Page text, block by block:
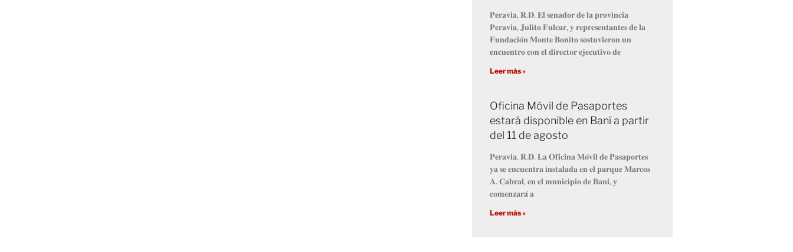
𝐏𝐞𝐫𝐚𝐯𝐢𝐚, 𝐑.𝐃. 𝐄𝐥 𝐬𝐞𝐧𝐚𝐝𝐨𝐫 𝐝𝐞 𝐥𝐚 𝐩𝐫𝐨𝐯𝐢𝐧𝐜𝐢𝐚
𝐏𝐞𝐫𝐚𝐯𝐢𝐚, 𝐉𝐮𝐥𝐢𝐭𝐨 𝐅𝐮𝐥𝐜𝐚𝐫, 𝐲 𝐫𝐞𝐩𝐫𝐞𝐬𝐞𝐧𝐭𝐚𝐧𝐭𝐞𝐬 𝐝𝐞 𝐥𝐚
𝐅𝐮𝐧𝐝𝐚𝐜𝐢𝐨́𝐧 𝐌𝐨𝐧𝐭𝐞 𝐁𝐨𝐧𝐢𝐭𝐨 𝐬𝐨𝐬𝐭𝐮𝐯𝐢𝐞𝐫𝐨𝐧 𝐮𝐧
𝐞𝐧𝐜𝐮𝐞𝐧𝐭𝐫𝐨 𝐜𝐨𝐧 𝐞𝐥 𝐝𝐢𝐫𝐞𝐜𝐭𝐨𝐫 𝐞𝐣𝐞𝐜𝐮𝐭𝐢𝐯𝐨 𝐝𝐞
Leer más »
Oficina Móvil de Pasaportes
estará disponible en Baní a partir
del 11 de agosto
𝐏𝐞𝐫𝐚𝐯𝐢𝐚, 𝐑.𝐃. 𝐋𝐚 𝐎𝐟𝐢𝐜𝐢𝐧𝐚 𝐌𝐨́𝐯𝐢𝐥 𝐝𝐞 𝐏𝐚𝐬𝐚𝐩𝐨𝐫𝐭𝐞𝐬
𝐲𝐚 𝐬𝐞 𝐞𝐧𝐜𝐮𝐞𝐧𝐭𝐫𝐚 𝐢𝐧𝐬𝐭𝐚𝐥𝐚𝐝𝐚 𝐞𝐧 𝐞𝐥 𝐩𝐚𝐫𝐪𝐮𝐞 𝐌𝐚𝐫𝐜𝐨𝐬
𝐀. 𝐂𝐚𝐛𝐫𝐚𝐥, 𝐞𝐧 𝐞𝐥 𝐦𝐮𝐧𝐢𝐜𝐢𝐩𝐢𝐨 𝐝𝐞 𝐁𝐚𝐧𝐢́, 𝐲
𝐜𝐨𝐦𝐞𝐧𝐳𝐚𝐫𝐚́ 𝐚
Leer más »